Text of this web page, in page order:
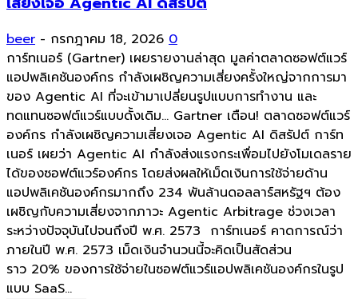
beer - กรกฎาคม 18, 2026 0
การ์ทเนอร์ (Gartner) เผยรายงานล่าสุด มูลค่าตลาดซอฟต์แวร์
แอปพลิเคชันองค์กร กำลังเผชิญความเสี่ยงครั้งใหญ่จากการมา
ของ Agentic AI ที่จะเข้ามาเปลี่ยนรูปแบบการทำงาน และ
ทดแทนซอฟต์แวร์แบบดั้งเดิม... Gartner เตือน! ตลาดซอฟต์แวร์
องค์กร กำลังเผชิญความเสี่ยงเจอ Agentic AI ดิสรัปต์ การ์ท
เนอร์ เผยว่า Agentic AI กำลังส่งแรงกระเพื่อมไปยังโมเดลราย
ได้ของซอฟต์แวร์องค์กร โดยส่งผลให้เม็ดเงินการใช้จ่ายด้าน
แอปพลิเคชันองค์กรมากถึง 234 พันล้านดอลลาร์สหรัฐฯ ต้อง
เผชิญกับความเสี่ยงจากภาวะ Agentic Arbitrage ช่วงเวลา
ระหว่างปัจจุบันไปจนถึงปี พ.ศ. 2573 การ์ทเนอร์ คาดการณ์ว่า
ภายในปี พ.ศ. 2573 เม็ดเงินจำนวนนี้จะคิดเป็นสัดส่วน
ราว 20% ของการใช้จ่ายในซอฟต์แวร์แอปพลิเคชันองค์กรในรูป
แบบ SaaS...